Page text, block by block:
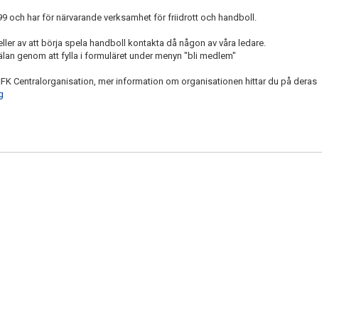
och har för närvarande verksamhet för friidrott och handboll.
av att börja spela handboll kontakta då någon av våra ledare.
genom att fylla i formuläret under menyn "bli medlem"
Centralorganisation, mer information om organisationen hittar du på deras